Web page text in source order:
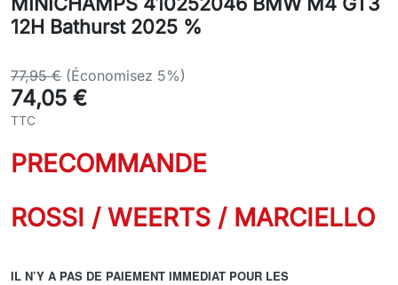
12H Bathurst 2025 %
77,95 € (Économisez 5%)
74,05 €
TTC
PRECOMMANDE
ROSSI / WEERTS / MARCIELLO
IL N’Y A PAS DE PAIEMENT IMMEDIAT POUR LES